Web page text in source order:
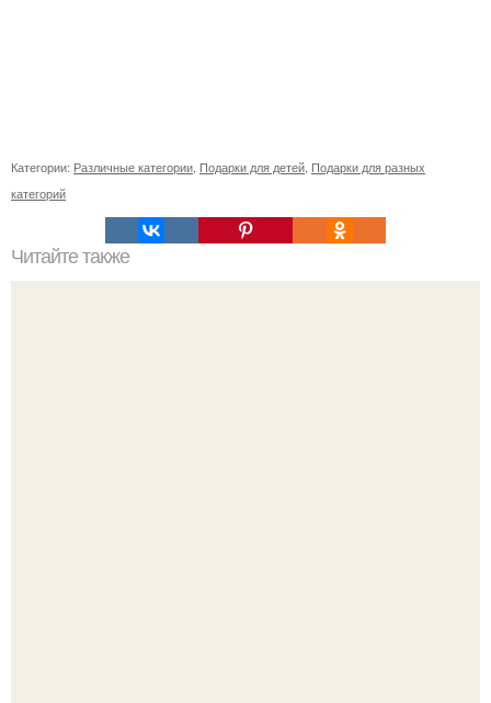
Категории: Различные категории Подарки для детей Подарки для разных
категорий
Читайте также